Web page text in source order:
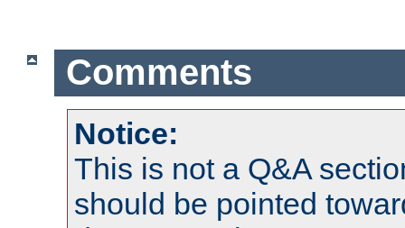
Comments
Notice:
This is not a Q&A
should be pointed